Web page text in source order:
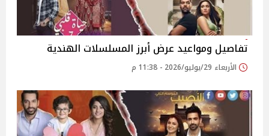
تفاصيل ومواعيد عرض أبرز المسلسلات الهندية
الأربعاء 29/يوليو/2026 - 11:38 م